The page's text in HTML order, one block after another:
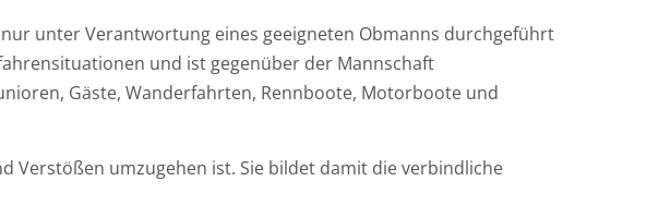
unter Verantwortung eines geeigneten Obmanns durchgeführt
und ist gegenüber der Mannschaft
Gäste, Wanderfahrten, Rennboote, Motorboote und
Verstößen umzugehen ist. Sie bildet damit die verbindliche